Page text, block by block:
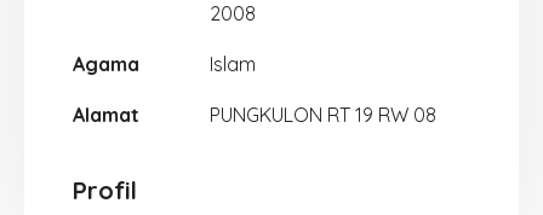
2008
Agama Islam
Alamat PUNGKULON RT 19 RW 08
Profil